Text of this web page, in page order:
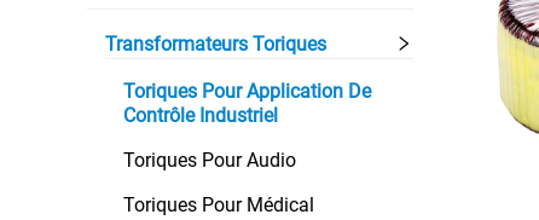
Transformateurs Toriques
Toriques Pour Application De
Contrôle Industriel
Toriques Pour Audio
Toriques Pour Médical